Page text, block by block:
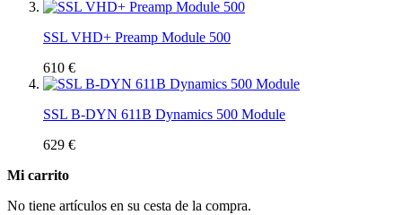
SSL VHD+ Preamp Module 500
610 €
SSL B-DYN 611B Dynamics 500 Module
629 €
Mi carrito
No tiene artículos en su cesta de la compra.